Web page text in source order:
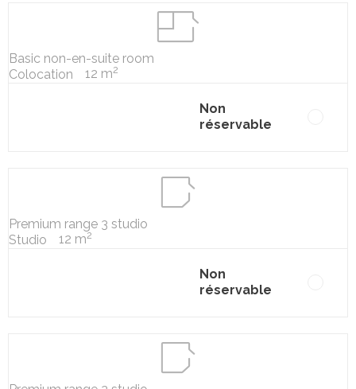
Basic non-en-suite room
Colocation
12 m2
Non
réservable
Premium range 3 studio
Studio
12 m2
Non
réservable